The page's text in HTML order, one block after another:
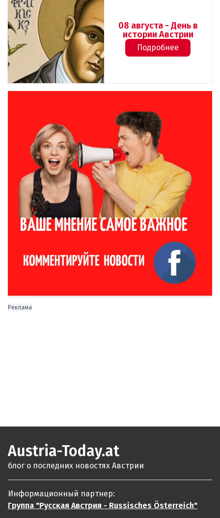
08 августа - День в
истории Австрии
Подробнее
Реклама
Austria-Today.at
блог о последних новостях Австрии
Информационный партнер:
Группа "Русская Австрия - Russisches Österreich"